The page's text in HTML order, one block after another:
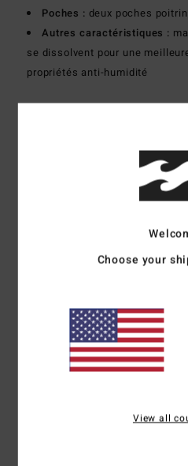
Poches : deux poches
Autres caractéristiques :
se dissolvent pour une
propriétés anti-humidité
Composition86% polyamide
Livraison & Retours
Avis clients
Note
5.0
1 avis vérifiés
100% de nos clients
Choose your
View all